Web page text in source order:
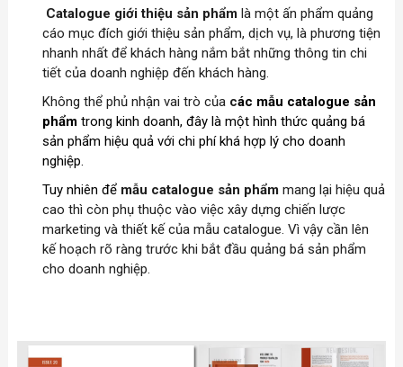
Catalogue giới thiệu sản phẩm là một ấn phẩm quảng
cáo mục đích giới thiệu sản phẩm, dịch vụ, là phương tiện
nhanh nhất để khách hàng nắm bắt những thông tin chi
tiết của doanh nghiệp đến khách hàng.
Không thể phủ nhận vai trò của các mẫu catalogue sản
phẩm trong kinh doanh, đây là một hình thức quảng bá
sản phẩm hiệu quả với chi phí khá hợp lý cho doanh
nghiệp.
Tuy nhiên để mẫu catalogue sản phẩmmang lại hiệu quả
cao thì còn phụ thuộc vào việc xây dựng chiến lược
marketing và thiết kế của mẫu catalogue. Vì vậy cần lên
kế hoạch rõ ràng trước khi bắt đầu quảng bá sản phẩm
cho doanh nghiệp.